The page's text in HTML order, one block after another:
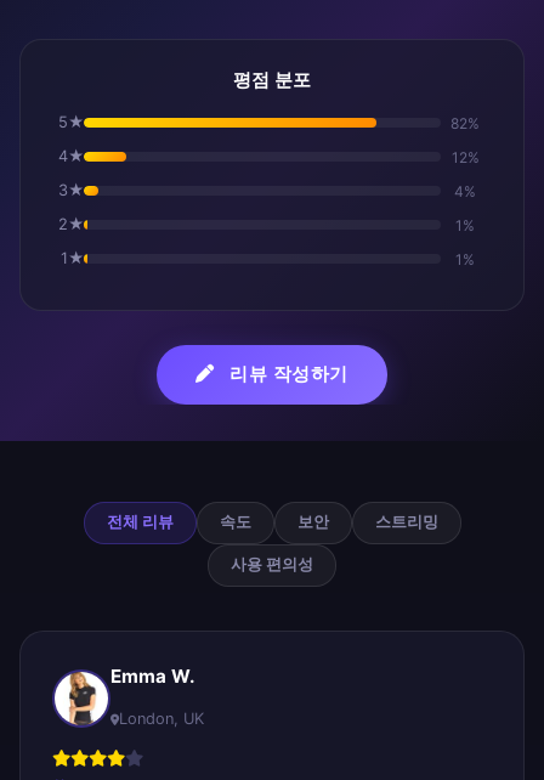
평점 분포
5★
82%
4★
12%
3★
4%
2★
1%
1★
1%
리뷰 작성하기
사용자 리뷰전체 리뷰 속도 보안 스트리밍
사용 편의성
Emma W.
London, UK